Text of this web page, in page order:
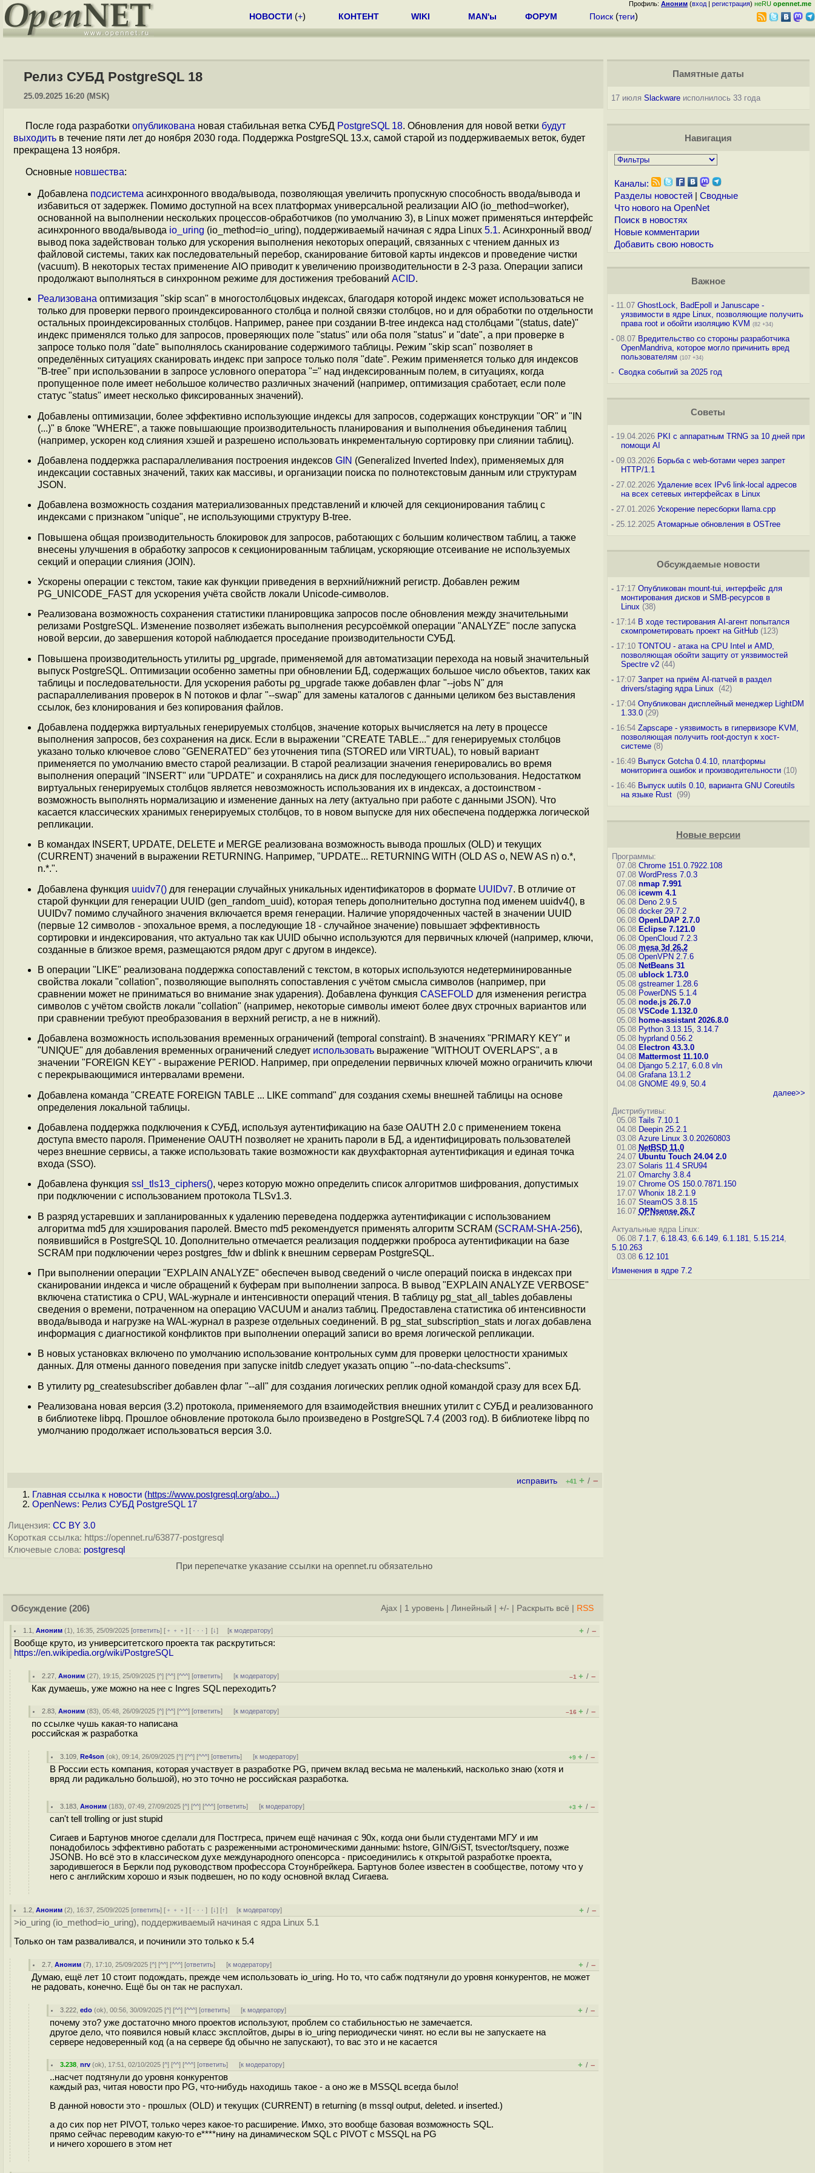
Профиль: Аноним (вход | регистрация) неRU opennet.me
НОВОСТИ (+) КОНТЕНТ WIKI MAN'ы ФОРУМ Поиск (теги)
Релиз СУБД PostgreSQL 18
25.09.2025 16:20 (MSK)
После года разработки опубликована новая стабильная ветка СУБД PostgreSQL 18. Обновления для новой ветки будут
выходить в течение пяти лет до ноября 2030 года. Поддержка PostgreSQL 13.x, самой старой из поддерживаемых веток, будет
прекращена 13 ноября.
Основные новшества:
Добавлена подсистема асинхронного ввода/вывода, позволяющая увеличить пропускную способность ввода/вывода и
избавиться от задержек. Помимо доступной на всех платформах универсальной реализации AIO (io_method=worker),
основанной на выполнении нескольких процессов-обработчиков (по умолчанию 3), в Linux может применяться интерфейс
асинхронного ввода/вывода io_uring (io_method=io_uring), поддерживаемый начиная с ядра Linux 5.1. Асинхронный ввод/
вывод пока задействован только для ускорения выполнения некоторых операций, связанных с чтением данных из
файловой системы, таких как последовательный перебор, сканирование битовой карты индексов и проведение чистки
(vacuum). В некоторых тестах применение AIO приводит к увеличению производительности в 2-3 раза. Операции записи
продолжают выполняться в синхронном режиме для достижения требований ACID.
Реализована оптимизация "skip scan" в многостолбцовых индексах, благодаря которой индекс может использоваться не
только для проверки первого проиндексированного столбца и полной связки столбцов, но и для обработки по отдельности
остальных проиндексированных столбцов. Например, ранее при создании B-tree индекса над столбцами "(status, date)"
индекс применялся только для запросов, проверяющих поле "status" или оба поля "status" и "date", а при проверке в
запросе только поля "date" выполнялось сканирование содержимого таблицы. Режим "skip scan" позволяет в
определённых ситуациях сканировать индекс при запросе только поля "date". Режим применяется только для индексов
"B-tree" при использовании в запросе условного оператора "=" над индексированным полем, в ситуациях, когда
пропущенное поле имеет небольшое количество различных значений (например, оптимизация сработает, если поле
статус "status" имеет несколько фиксированных значений).
Добавлены оптимизации, более эффективно использующие индексы для запросов, содержащих конструкции "OR" и "IN
(...)" в блоке "WHERE", а также повышающие производительность планирования и выполнения объединения таблиц
(например, ускорен код слияния хэшей и разрешено использовать инкрементальную сортировку при слиянии таблиц).
Добавлена поддержка распараллеливания построения индексов GIN (Generalized Inverted Index), применяемых для
индексации составных значений, таких как массивы, и организации поиска по полнотекстовым данным или структурам
JSON.
Добавлена возможность создания материализованных представлений и ключей для секционирования таблиц с
индексами с признаком "unique", не использующими структуру B-tree.
Повышена общая производительность блокировок для запросов, работающих с большим количеством таблиц, а также
внесены улучшения в обработку запросов к секционированным таблицам, ускоряющие отсеивание не используемых
секций и операции слияния (JOIN).
Ускорены операции с текстом, такие как функции приведения в верхний/нижний регистр. Добавлен режим
PG_UNICODE_FAST для ускорения учёта свойств локали Unicode-символов.
Реализована возможность сохранения статистики планировщика запросов после обновления между значительными
релизами PostgreSQL. Изменение позволяет избежать выполнения ресурсоёмкой операции "ANALYZE" после запуска
новой версии, до завершения которой наблюдается проседание производительности СУБД.
Повышена производительность утилиты pg_upgrade, применяемой для автоматизации перехода на новый значительный
выпуск PostgreSQL. Оптимизации особенно заметны при обновлении БД, содержащих большое число объектов, таких как
таблицы и последовательности. Для ускорения работы pg_upgrade также добавлен флаг "--jobs N" для
распараллеливания проверок в N потоков и флаг "--swap" для замены каталогов с данными целиком без выставления
ссылок, без клонирования и без копирования файлов.
Добавлена поддержка виртуальных генерируемых столбцов, значение которых вычисляется на лету в процессе
выполнения запросов, без сохранения на диск. Если в выражении "CREATE TABLE..." для генерируемых столбцов
указано только ключевое слово "GENERATED" без уточнения типа (STORED или VIRTUAL), то новый вариант
применяется по умолчанию вместо старой реализации. В старой реализации значения генерировались во время
выполнения операций "INSERT" или "UPDATE" и сохранялись на диск для последующего использования. Недостатком
виртуальных генерируемых столбцов является невозможность использования их в индексах, а достоинством -
возможность выполнять нормализацию и изменение данных на лету (актуально при работе с данными JSON). Что
касается классических хранимых генерируемых столбцов, то в новом выпуске для них обеспечена поддержка логической
репликации.
В командах INSERT, UPDATE, DELETE и MERGE реализована возможность вывода прошлых (OLD) и текущих
(CURRENT) значений в выражении RETURNING. Например, "UPDATE... RETURNING WITH (OLD AS o, NEW AS n) o.*,
n.*.".
Добавлена функция uuidv7() для генерации случайных уникальных идентификаторов в формате UUIDv7. В отличие от
старой функции для генерации UUID (gen_random_uuid), которая теперь дополнительно доступна под именем uuidv4(), в
UUIDv7 помимо случайного значения включается время генерации. Наличие упорядоченных частей в значении UUID
(первые 12 символов - эпохальное время, а последующие 18 - случайное значение) повышает эффективность
сортировки и индексирования, что актуально так как UUID обычно используются для первичных ключей (например, ключи,
созданные в близкое время, размещаются рядом друг с другом в индексе).
В операции "LIKE" реализована поддержка сопоставлений с текстом, в которых используются недетерминированные
свойства локали "collation", позволяющие выполнять сопоставления с учётом смысла символов (например, при
сравнении может не приниматься во внимание знак ударения). Добавлена функция CASEFOLD для изменения регистра
символов c учётом свойств локали "collation" (например, некоторые символы имеют более двух строчных вариантов или
при сравнении требуют преобразования в верхний регистр, а не в нижний).
Добавлена возможность использования временных ограничений (temporal constraint). В значениях "PRIMARY KEY" и
"UNIQUE" для добавления временных ограничений следует использовать выражение "WITHOUT OVERLAPS", а в
значении "FOREIGN KEY" - выражение PERIOD. Например, при определении первичных ключей можно ограничить ключи
с перекрывающимися интервалами времени.
Добавлена команда "CREATE FOREIGN TABLE ... LIKE command" для создания схемы внешней таблицы на основе
определения локальной таблицы.
Добавлена поддержка подключения к СУБД, используя аутентификацию на базе OAUTH 2.0 с применением токена
доступа вместо пароля. Применение OAUTH позволяет не хранить пароли в БД, а идентифицировать пользователей
через внешние сервисы, а также использовать такие возможности как двухфакторная аутентификация и единая точка
входа (SSO).
Добавлена функция ssl_tls13_ciphers(), через которую можно определить список алгоритмов шифрования, допустимых
при подключении с использованием протокола TLSv1.3.
В разряд устаревших и запланированных к удалению переведена поддержка аутентификации с использованием
алгоритма md5 для хэширования паролей. Вместо md5 рекомендуется применять алгоритм SCRAM (SCRAM-SHA-256),
появившийся в PostgreSQL 10. Дополнительно отмечается реализация поддержки проброса аутентификации на базе
SCRAM при подключении через postgres_fdw и dblink к внешним серверам PostgreSQL.
При выполнении операции "EXPLAIN ANALYZE" обеспечен вывод сведений о числе операций поиска в индексах при
сканировании индекса и числе обращений к буферам при выполнении запроса. В вывод "EXPLAIN ANALYZE VERBOSE"
включена статистика о CPU, WAL-журнале и интенсивности операций чтения. В таблицу pg_stat_all_tables добавлены
сведения о времени, потраченном на операцию VACUUM и анализ таблиц. Предоставлена статистика об интенсивности
ввода/вывода и нагрузке на WAL-журнал в разрезе отдельных соединений. В pg_stat_subscription_stats и логах добавлена
информация с диагностикой конфликтов при выполнении операций записи во время логической репликации.
В новых установках включено по умолчанию использование контрольных сумм для проверки целостности хранимых
данных. Для отмены данного поведения при запуске initdb следует указать опцию "--no-data-checksums".
В утилиту pg_createsubscriber добавлен флаг "--all" для создания логических реплик одной командой сразу для всех БД.
Реализована новая версия (3.2) протокола, применяемого для взаимодействия внешних утилит с СУБД и реализованного
в библиотеке libpq. Прошлое обновление протокола было произведено в PostgreSQL 7.4 (2003 год). В библиотеке libpq по
умолчанию продолжает использоваться версия 3.0.
исправить +41 + / –
Главная ссылка к новости (https://www.postgresql.org/abo...)
OpenNews: Релиз СУБД PostgreSQL 17
Лицензия: CC BY 3.0
Короткая ссылка: https://opennet.ru/63877-postgresql
Ключевые слова: postgresql
При перепечатке указание ссылки на opennet.ru обязательно
Обсуждение (206) Ajax 1 уровень Линейный +/- Раскрыть всё RSS
1.1 ,Аноним (1), 16:35, 25/09/2025 [ответить] [ ﹢﹢﹢] [ · · ·][↓] [к модератору] + / –
Вообще круто, из университетского проекта так раскрутиться:
https://en.wikipedia.org/wiki/PostgreSQL
2.27 ,Аноним (27), 19:15, 25/09/2025 [^] [^^] [^^^] [ответить] [к модератору] –1 + / –
Как думаешь, уже можно на нее с Ingres SQL переходить?
2.83 ,Аноним (83), 05:48, 26/09/2025 [^] [^^] [^^^] [ответить] [к модератору] –16 + / –
по ссылке чушь какая-то написана
российская ж разработка
3.109 ,Re4son (ok), 09:14, 26/09/2025 [^] [^^] [^^^] [ответить] [к модератору] +9 + / –
В России есть компания, которая участвует в разработке PG, причем вклад весьма не маленький, насколько знаю (хотя и
вряд ли радикально большой), но это точно не российская разработка.
3.183 ,Аноним (183), 07:49, 27/09/2025 [^] [^^] [^^^] [ответить] [к модератору] +3 + / –
can't tell trolling or just stupid
Сигаев и Бартунов многое сделали для Постгреса, причем ещё начиная с 90х, когда они были студентами МГУ и им
понадобилось эффективно работать с разреженными астрономическими данными: hstore, GIN/GiST, tsvector/tsquery, позже
JSONB. Но всё это в классическом духе международного опенсорса - присоединились к открытой разработке проекта,
зародившегося в Беркли под руководством профессора Стоунбрейкера. Бартунов более известен в сообществе, потому что у
него с английским хорошо и язык подвешен, но по коду основной вклад Сигаева.
1.2 ,Аноним (2), 16:37, 25/09/2025 [ответить] [ ﹢﹢﹢] [ · · ·][↓] [↑] [к модератору] + / –
>io_uring (io_method=io_uring), поддерживаемый начиная с ядра Linux 5.1
Только он там разваливался, и починили это только к 5.4
2.7 ,Аноним (7), 17:10, 25/09/2025 [^] [^^] [^^^] [ответить] [к модератору] + / –
Думаю, ещё лет 10 стоит подождать, прежде чем использовать io_uring. Но то, что сабж подтянули до уровня конкурентов, не может
не радовать, конечно. Ещё бы он так не распухал.
3.222 ,edo (ok), 00:56, 30/09/2025 [^] [^^] [^^^] [ответить] [к модератору] + / –
почему это? уже достаточно много проектов используют, проблем со стабильностью не замечается.
другое дело, что появился новый класс эксплойтов, дыры в io_uring периодически чинят. но если вы не запускаете на
сервере недоверенный код (а на сервере бд обычно не запускают), то вас это и не касается
3.238 ,nrv (ok), 17:51, 02/10/2025 [^] [^^] [^^^] [ответить] [к модератору] + / –
..насчет подтянули до уровня конкурентов
каждый раз, читая новости про PG, что-нибудь находишь такое - а оно же в MSSQL всегда было!
В данной новости это - прошлых (OLD) и текущих (CURRENT) в returning (в mssql output, deleted. и inserted.)
а до сих пор нет PIVOT, только через какое-то расширение. Имхо, это вообще базовая возможность SQL.
прямо сейчас переводим какую-то е****нину на динамическом SQL с PIVOT с MSSQL на PG
и ничего хорошего в этом нет
Памятные даты
17 июля Slackwareисполнилось 33 года
Навигация
Каналы:
Разделы новостей| Сводные
Что нового на OpenNet
Поиск в новостях
Новые комментарии
Добавить свою новость
Важное
-11.07 GhostLock, BadEpoll и Januscape -
уязвимости в ядре Linux, позволяющие получить
права root и обойти изоляцию KVM (82 +34)
-08.07 Вредительство со стороны разработчика
OpenMandriva, которое могло причинить вред
пользователям (107 +34)
- Сводка событий за 2025 год
Советы
-19.04.2026 PKI с аппаратным TRNG за 10 дней при
помощи AI
-09.03.2026 Борьба с web-ботами через запрет
HTTP/1.1
-27.02.2026 Удаление всех IPv6 link-local адресов
на всех сетевых интерфейсах в Linux
-27.01.2026 Ускорение пересборки llama.cpp
-25.12.2025 Атомарные обновления в OSTree
Обсуждаемые новости
-17:17 Опубликован mount-tui, интерфейс для
монтирования дисков и SMB-ресурсов в
Linux (38)
-17:14 В ходе тестирования AI-агент попытался
скомпрометировать проект на GitHub(123)
-17:10 TONTOU - атака на CPU Intel и AMD,
позволяющая обойти защиту от уязвимостей
Spectre v2(44)
-17:07 Запрет на приём AI-патчей в раздел
drivers/staging ядра Linux
(42)
-17:04 Опубликован дисплейный менеджер LightDM
1.33.0(29)
-16:54 Zapscape - уязвимость в гипервизоре KVM,
позволяющая получить root-доступ к хост-
системе(8)
-16:49 Выпуск Gotcha 0.4.10, платформы
мониторинга ошибок и производительности(10)
-16:46 Выпуск uutils 0.10, варианта GNU Coreutils
на языке Rust (99)
Новые версии
Программы:
07.08 Chrome 151.0.7922.108
07.08 WordPress 7.0.3
07.08 nmap 7.991
06.08 icewm 4.1
06.08 Deno 2.9.5
06.08 docker 29.7.2
06.08 OpenLDAP 2.7.0
06.08 Eclipse 7.121.0
06.08 OpenCloud 7.2.3
06.08 mesa 3d 26.2
05.08 OpenVPN 2.7.6
05.08 NetBeans 31
05.08 ublock 1.73.0
05.08 gstreamer 1.28.6
05.08 PowerDNS 5.1.4
05.08 node.js 26.7.0
05.08 VSCode 1.132.0
05.08 home-assistant 2026.8.0
05.08 Python 3.13.15, 3.14.7
05.08 hyprland 0.56.2
04.08 Electron 43.3.0
04.08 Mattermost 11.10.0
04.08 Django 5.2.17, 6.0.8 vln
04.08 Grafana 13.1.2
04.08 GNOME 49.9, 50.4
далее>>
Дистрибутивы:
05.08 Tails 7.10.1
04.08 Deepin 25.2.1
03.08 Azure Linux 3.0.20260803
01.08 NetBSD 11.0
24.07 Ubuntu Touch 24.04 2.0
23.07 Solaris 11.4 SRU94
21.07 Omarchy 3.8.4
19.07 Chrome OS 150.0.7871.150
17.07 Whonix 18.2.1.9
16.07 SteamOS 3.8.15
16.07 OPNsense 26.7
Актуальные ядра Linux:
06.08 7.1.7, 6.18.43, 6.6.149, 6.1.181, 5.15.214,
5.10.263
03.08 6.12.101
Изменения в ядре 7.2